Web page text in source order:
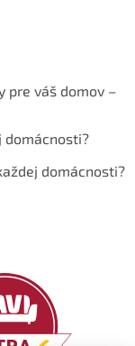
pre váš domov –
domácnosti?
domácnosti?